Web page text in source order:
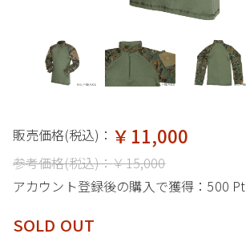
販売価格(税込)： ￥11,000
参考価格(税込)：￥15,000
アカウント登録後の購入で獲得： 500 Pt
SOLD OUT